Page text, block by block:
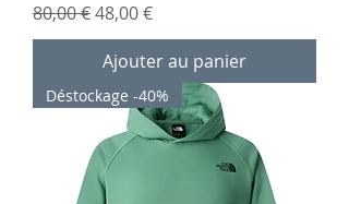
Prix original
80,00 €Prix promotionnel
48,00 €
Ajouter au panier
Déstockage -40%